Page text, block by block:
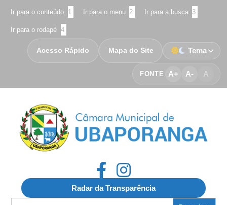
Ir para o conteúdo 1 Ir para o menu 2 Ir para a busca 3
Ir para o rodapé 4
FONTE A+ A- A
Acesso Rápido Mapa do Site Tema
Radar da Transparência